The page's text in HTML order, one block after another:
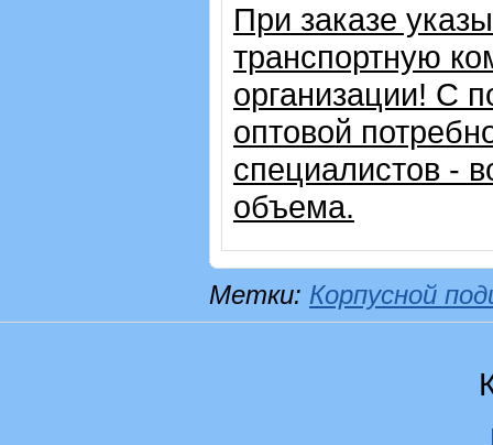
При заказе
транспортную
организации! С
оптовой
специалистов -
объема.
Метки: Корпусной